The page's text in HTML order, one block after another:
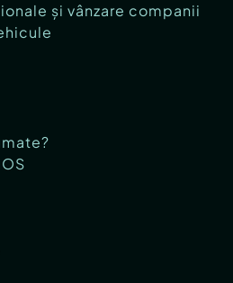
și vânzare companii